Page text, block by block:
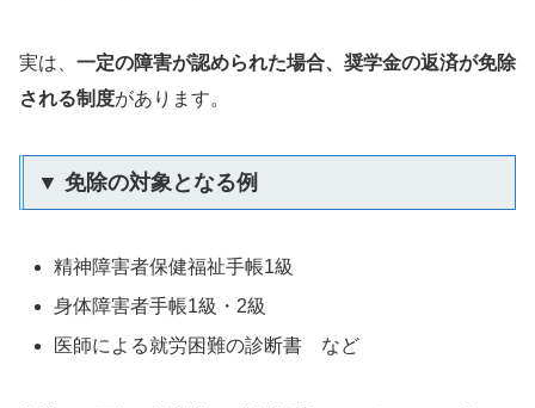
実は、 一定の障害が認められた場合、奨学金の返済が免除
される制度があります。
▼ 免除の対象となる例
精神障害者保健福祉手帳1級
身体障害者手帳1級・2級
医師による就労困難の診断書 など